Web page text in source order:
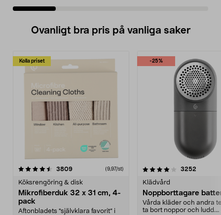
Ovanligt bra pris på vanliga saker
Kolla priset
3809recensioner (9,97/st)
Köksrengöring & disk
Mikrofiberduk 32 x 31 cm, 4-
pack
Aftonbladets "självklara favorit” i
-25%
4.0av 5 stjärnor 3252
Klädvård
Noppborttagare
Vårda kläder och andra
ta bort noppor och ludd.
4.5av 5 stjärnor